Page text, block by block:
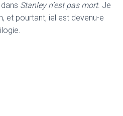
Stanley n’est pas mort. Je
et pourtant, iel est devenu-e